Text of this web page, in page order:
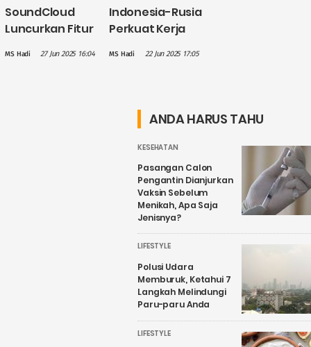
SoundCloud
Luncurkan Fitur
Indicators", Bisa
MS Hadi 27 Jun 2025 16:04
Indonesia-Rusia
Perkuat Kerja
Keamanan Siber
MS Hadi 22 Jun 2025 17:05
ANDA HARUS TAHU
KESEHATAN
Pasangan Calon
Pengantin Dianjurkan
Vaksin Sebelum
Menikah, Apa Saja
Jenisnya?
LIFESTYLE
Polusi Udara
Memburuk, Ketahui 7
Langkah Melindungi
Paru-paru Anda
LIFESTYLE